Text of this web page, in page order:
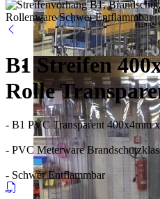
B1 Streifen
Rolle
- B1 PVC Transparent 400x4mm
- PVC Meterware
- Schwer Entflammbar